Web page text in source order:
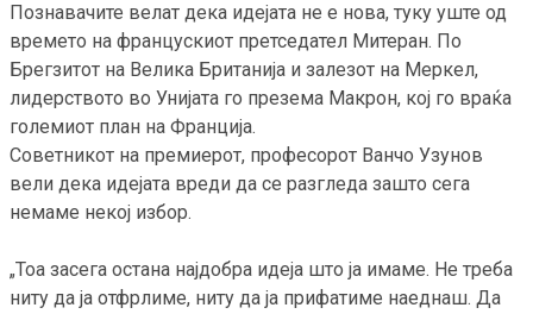
Познавачите велат дека идејата не е нова, туку уште од
времето на францускиот претседател Митеран. По
Брегзитот на Велика Британија и залезот на Меркел,
лидерството во Унијата го презема Макрон, кој го враќа
големиот план на Франција.
Советникот на премиерот, професорот Ванчо Узунов
вели дека идејата вреди да се разгледа зашто сега
немаме некој избор.
„Тоа засега остана најдобра идеја што ја имаме. Не треба
ниту да ја отфрлиме, ниту да ја прифатиме наеднаш. Да